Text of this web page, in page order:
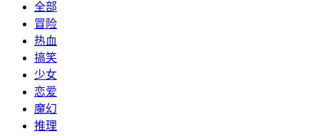
全部
冒险
热血
搞笑
少女
恋爱
魔幻
推理